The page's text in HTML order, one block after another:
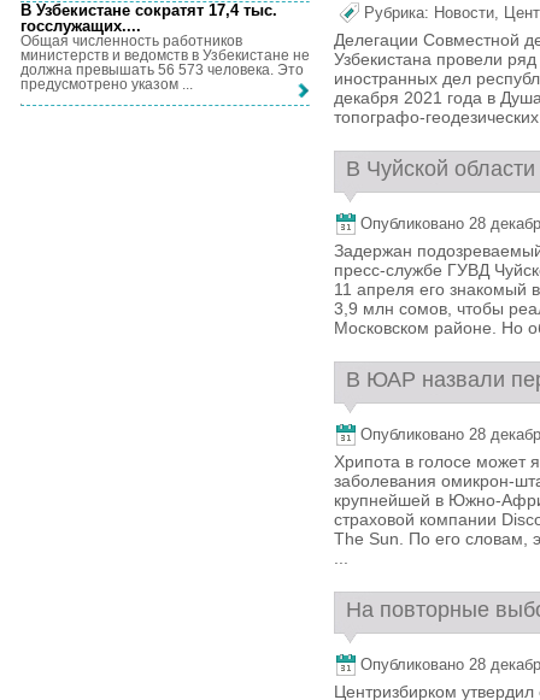
Рубрика: Новости,
Делегации Совместной
Узбекистана провели
иностранных дел
декабря 2021 года в
топографо-
В Чуйской
Опубликовано 28
Задержан
пресс-службе ГУВД
11 апреля его знакомый
3,9 млн сомов, чтобы
Московском районе. Но
В ЮАР назвали
Опубликовано 28
Хрипота в голосе может
заболевания омикрон-
крупнейшей в Южно-
страховой компании
The Sun. По его словам,
На повторные
Опубликовано 28
Центризбирком
В Узбекистане сократят 17,4 тыс.
госслужащих....
Общая численность работников
министерств и ведомств в Узбекистане не
должна превышать 56 573 человека. Это
предусмотрено указом ...